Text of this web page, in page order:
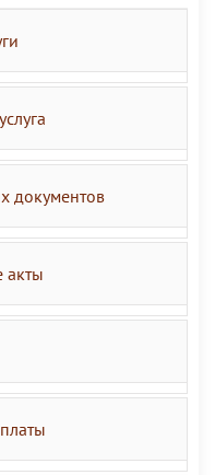
документов
акты